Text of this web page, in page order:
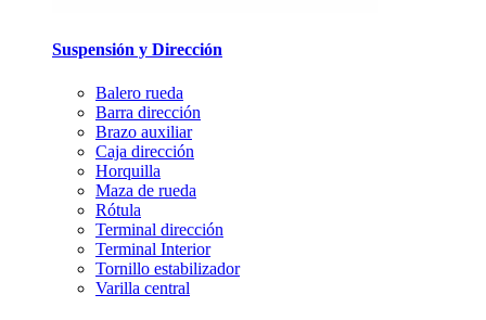
Suspensión y Dirección
Balero rueda
Barra dirección
Brazo auxiliar
Caja dirección
Horquilla
Maza de rueda
Rótula
Terminal dirección
Terminal Interior
Tornillo estabilizador
Varilla central